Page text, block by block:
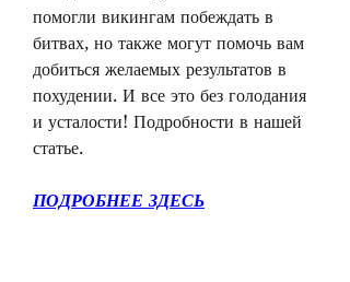
помогли викингам побеждать в
битвах, но также могут помочь вам
добиться желаемых результатов в
похудении. И все это без голодания
и усталости! Подробности в нашей
статье.
ПОДРОБНЕЕ ЗДЕСЬ